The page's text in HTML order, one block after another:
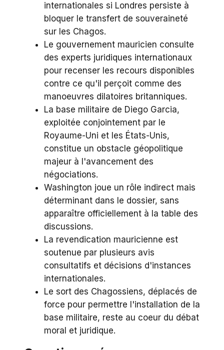
internationales si Londres persiste à
bloquer le transfert de souveraineté
sur les Chagos.
Le gouvernement mauricien consulte
des experts juridiques internationaux
pour recenser les recours disponibles
contre ce qu'il perçoit comme des
manoeuvres dilatoires britanniques.
La base militaire de Diego Garcia,
exploitée conjointement par le
Royaume-Uni et les États-Unis,
constitue un obstacle géopolitique
majeur à l'avancement des
négociations.
Washington joue un rôle indirect mais
déterminant dans le dossier, sans
apparaître officiellement à la table des
discussions.
La revendication mauricienne est
soutenue par plusieurs avis
consultatifs et décisions d'instances
internationales.
Le sort des Chagossiens, déplacés de
force pour permettre l'installation de la
base militaire, reste au coeur du débat
moral et juridique.